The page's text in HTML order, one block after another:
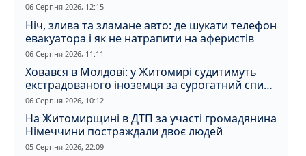
06 Серпня 2026, 12:15
Ніч, злива та зламане авто: де шукати телефон
евакуатора і як не натрапити на аферистів
06 Серпня 2026, 11:11
Ховався в Молдові: у Житомирі судитимуть
екстрадованого іноземця за сурогатний спирт
і відмивання грошей
06 Серпня 2026, 10:12
На Житомирщині в ДТП за участі громадянина
Німеччини постраждали двоє людей
05 Серпня 2026, 22:09